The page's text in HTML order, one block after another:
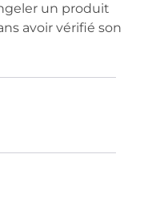
un produit
avoir vérifié son